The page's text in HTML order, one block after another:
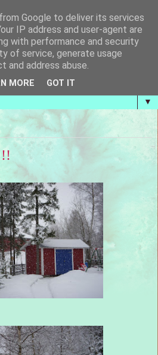
och hur nya vävar ständigt
vill bara ha mer tid!
▼
Google to deliver its services
IP address and user-agent are
with performance and security
of service, generate usage
address abuse.
MORE GOT IT